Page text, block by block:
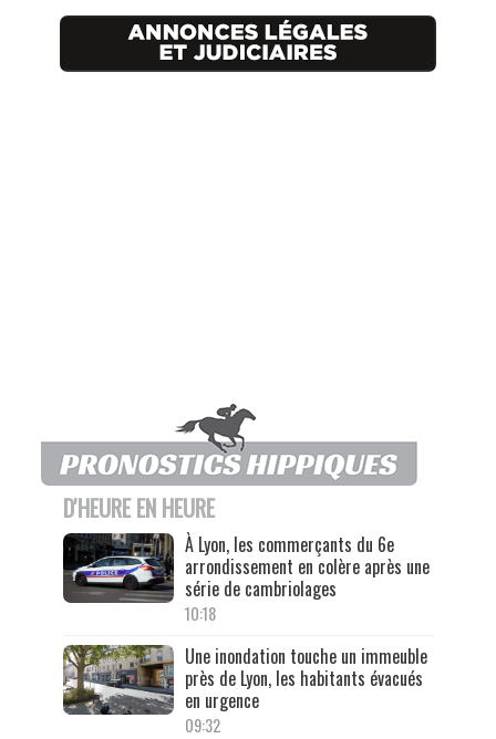
D'HEURE EN HEURE
À Lyon, les commerçants du 6e
arrondissement en colère après une
série de cambriolages
10:18
Une inondation touche un immeuble
près de Lyon, les habitants évacués
en urgence
09:32